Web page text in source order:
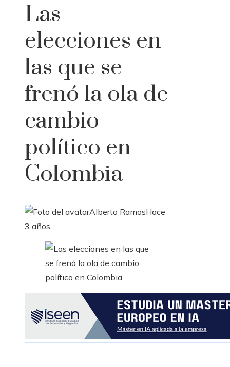
Las
elecciones en
las que se
frenó la ola de
cambio
político en
Colombia
Alberto RamosHace
3 años